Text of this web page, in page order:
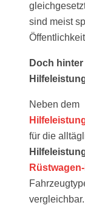
sind meist
Doch
Neben dem
für die